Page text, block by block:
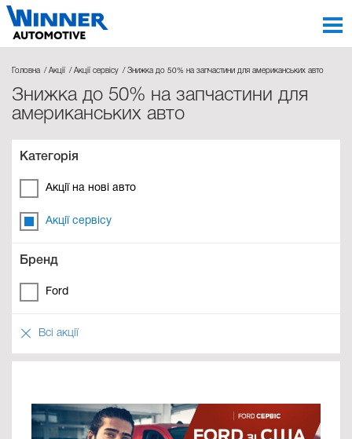
Головна Акції Акції сервісу Знижка до 50% на запчастини для американських авто
Знижка до 50% на запчастини для
американських авто
Категорія
Акції на нові авто
Акції сервісу
Бренд
Ford
Всі акції